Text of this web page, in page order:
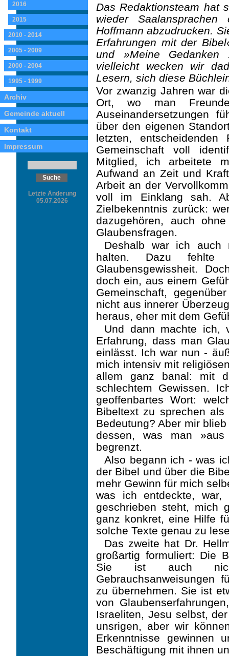
2016
2015
2010 - 2014
2005 - 2009
2000 - 2004
1995 - 1999
Archiv
Gemeinde aktuell
Kontakt
Impressum
Letzte Änderung
05.07.2026
Das Redaktionsteam hat
wieder
Hoffmann abzudrucken.
Erfahrungen mit der
und »Meine Gedanken
vielleicht wecken wir
Lesern, sich diese
Vor zwanzig Jahren war
Ort, wo man
Auseinandersetzungen
über den eigenen
letzten,
Gemeinschaft voll
Mitglied, ich arbeitete
Aufwand an Zeit und
Arbeit an der
voll im Einklang sah.
Zielbekenntnis zurück:
dazugehören, auch
Glaubensfragen.
Deshalb war ich auch
halten. Dazu
Glaubensgewissheit.
doch ein, aus einem
Gemeinschaft,
nicht aus innerer
heraus, eher mit dem
Und dann machte ich,
Erfahrung, dass man
einlässt. Ich war nun -
mich inten­siv mit
allem ganz banal: mit
schlechtem Gewissen.
geoffenbartes Wort:
Bibeltext zu sprechen
Bedeutung? Aber mir
dessen, was man
begrenzt.
Also begann ich - was
der Bibel und über die
mehr Gewinn für mich
was ich entdeckte,
geschrieben steht, mich
ganz konkret, eine Hilfe
solche Texte genau zu
Das zweite hat Dr.
großartig formuliert: Die
Sie ist auch
Gebrauchsanweisungen
zu übernehmen. Sie ist
von
Israeliten, Jesu selbst,
unsrigen, aber wir
Erkennt­nisse gewinnen
Beschäftigung mit ihnen